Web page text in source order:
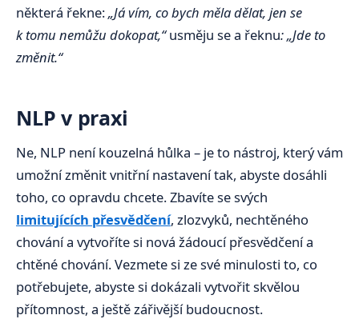
některá řekne:„Já vím, co bych měla dělat, jen se
k tomu nemůžu dokopat,“usměju se a řeknu: „Jde to
změnit.“
NLP v praxi
Ne, NLP není kouzelná hůlka – je to nástroj, který vám
umožní změnit vnitřní nastavení tak, abyste dosáhli
toho, co opravdu chcete. Zbavíte se svých
limitujících přesvědčení, zlozvyků, nechtěného
chování a vytvoříte si nová žádoucí přesvědčení a
chtěné chování. Vezmete si ze své minulosti to, co
potřebujete, abyste si dokázali vytvořit skvělou
přítomnost, a ještě zářivější budoucnost.